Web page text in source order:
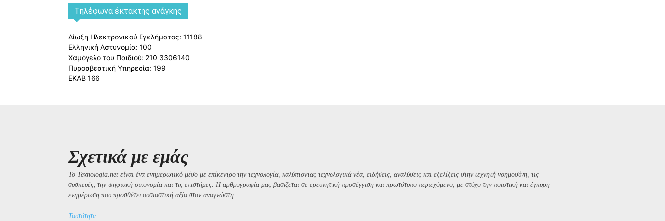
Tηλέφωνα έκτακτης ανάγκης
Δίωξη Ηλεκτρονικού Εγκλήματος: 11188
Ελληνική Αστυνομία: 100
Χαμόγελο του Παιδιού: 210 3306140
Πυροσβεστική Υπηρεσία: 199
ΕΚΑΒ 166
Σχετικά με εμάς
Το Texnologia.net είναι ένα ενημερωτικό μέσο με επίκεντρο την τεχνολογία, καλύπτοντας τεχνολογικά νέα, ειδήσεις, αναλύσεις και εξελίξεις στην τεχνητή νοημοσύνη, τις
συσκευές, την ψηφιακή οικονομία και τις επιστήμες. Η αρθρογραφία μας βασίζεται σε ερευνητική προσέγγιση και πρωτότυπο περιεχόμενο, με στόχο την ποιοτική και έγκυρη
ενημέρωση που προσθέτει ουσιαστική αξία στον αναγνώστη..
Ταυτότητα